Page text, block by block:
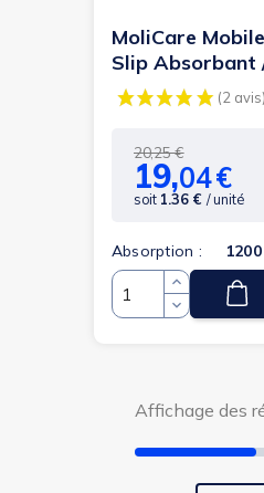
MoliCare
Slip Absorbant
Pants - L - 5
gouttes
Prix
de
base
20,25 €Prix
19,04€
soit 1.36 € / unité
Absorption :
Quantité
Affichage des